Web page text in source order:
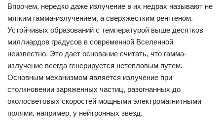
Впрочем, нередко даже излучение в их недрах называют не
мягким гамма-излучением, а сверхжестким рентгеном.
Устойчивых образований с температурой выше десятков
миллиардов градусов в современной Вселенной
неизвестно. Это дает основание считать, что гамма-
излучение всегда генерируется нетепловым путем.
Основным механизмом является излучение при
столкновении заряженных частиц, разогнанных до
околосветовых скоростей мощными электромагнитными
полями, например, у нейтронных звезд.